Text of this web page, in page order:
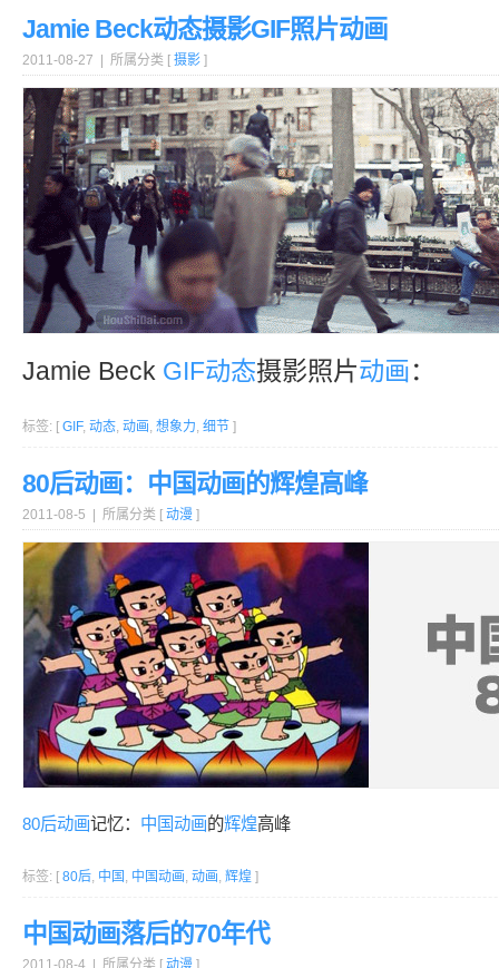
Jamie Beck动态摄影GIF照片动画
2011-08-27 | 所属分类 [ 摄影 ]
Jamie Beck GIF动态摄影照片动画：
标签: [ GIF, 动态, 动画, 想象力, 细节 ]
80后动画：中国动画的辉煌高峰
2011-08-5 | 所属分类 [ 动漫 ]
80后动画记忆： 中国动画的辉煌高峰
标签: [ 80后, 中国 , 中国动画, 动画, 辉煌 ]
中国动画落后的70年代
2011-08-4 | 所属分类 [ 动漫 ]